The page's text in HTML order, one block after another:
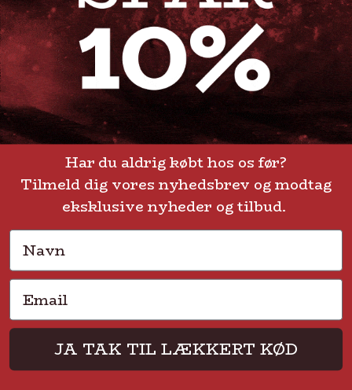
Telefontid: man - fre kl. 10-15
GENVEJE
Levering eller afhentning Om Steak-out.dk
Persondatapolitik
Har du aldrig købt hos os før?
Tilmeld dig vores nyhedsbrev og modtag
eksklusive nyheder og tilbud.
Navn
Email
JA TAK TIL LÆKKERT KØD